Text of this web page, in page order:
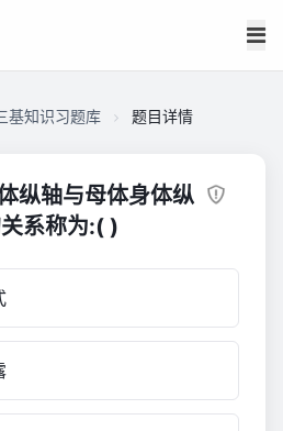
基知识习题库 题目详情
纵轴与母体身体纵
系称为:( )